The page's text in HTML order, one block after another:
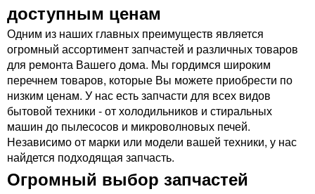
доступным ценам
Одним из наших главных преимуществ является
огромный ассортимент запчастей и различных товаров
для ремонта Вашего дома. Мы гордимся широким
перечнем товаров, которые Вы можете приобрести по
низким ценам. У нас есть запчасти для всех видов
бытовой техники - от холодильников и стиральных
машин до пылесосов и микроволновых печей.
Независимо от марки или модели вашей техники, у нас
найдется подходящая запчасть.
Огромный выбор запчастей